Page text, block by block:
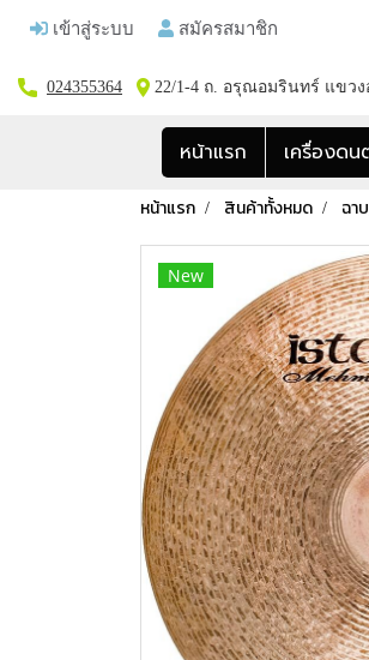
เข้าสู่ระบบ สมัครสมาชิก
024355364 22/1-4 ถ. อรุณอมรินทร์ แขว
หน้าแรก เครื่องด
หน้าแรก สินค้าทั้งหมด ฉา
New